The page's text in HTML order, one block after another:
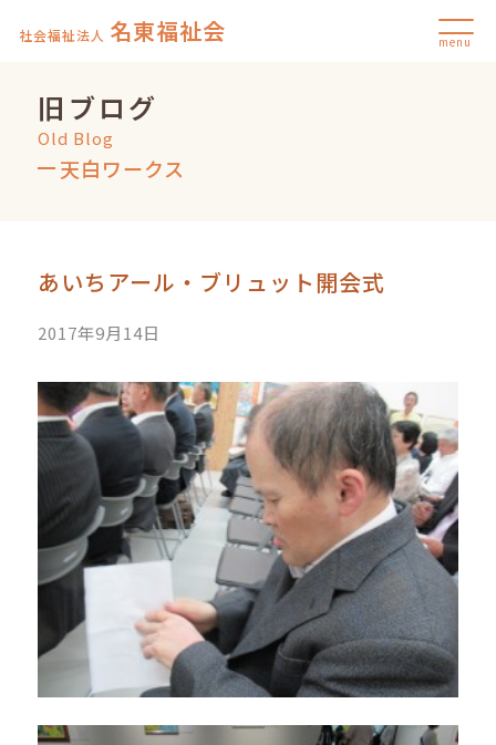
社会福祉法人 名東福祉会 menu
旧ブログ
Old Blog
天白ワークス
あいちアール・ブリュット開会式
2017年9月14日